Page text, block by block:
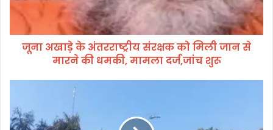
र
क्ष
क
जूना अखाड़े के अंतरराष्ट्रीय संरक्षक को मिली जान से
मारने की धमकी, मामला दर्ज,जांच शुरू
द्वा
र